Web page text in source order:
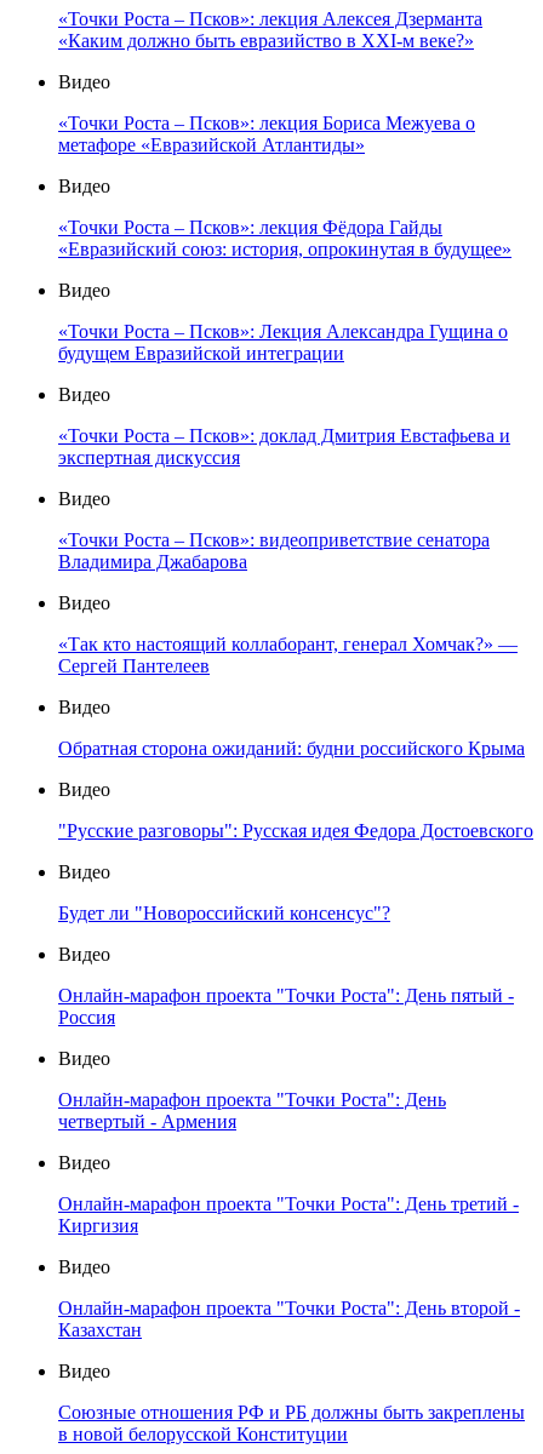
«Точки Роста – Псков»: лекция Алексея Дзерманта
«Каким должно быть евразийство в XXI-м веке?»
Видео
«Точки Роста – Псков»: лекция Бориса Межуева о
метафоре «Евразийской Атлантиды»
Видео
«Точки Роста – Псков»: лекция Фёдора Гайды
«Евразийский союз: история, опрокинутая в будущее»
Видео
«Точки Роста – Псков»: Лекция Александра Гущина о
будущем Евразийской интеграции
Видео
«Точки Роста – Псков»: доклад Дмитрия Евстафьева и
экспертная дискуссия
Видео
«Точки Роста – Псков»: видеоприветствие сенатора
Владимира Джабарова
Видео
«Так кто настоящий коллаборант, генерал Хомчак?» —
Сергей Пантелеев
Видео
Обратная сторона ожиданий: будни российского Крыма
Видео
"Русские разговоры": Русская идея Федора Достоевского
Видео
Будет ли "Новороссийский консенсус"?
Видео
Онлайн-марафон проекта "Точки Роста": День пятый -
Россия
Видео
Онлайн-марафон проекта "Точки Роста": День
четвертый - Армения
Видео
Онлайн-марафон проекта "Точки Роста": День третий -
Киргизия
Видео
Онлайн-марафон проекта "Точки Роста": День второй -
Казахстан
Видео
Союзные отношения РФ и РБ должны быть закреплены
в новой белорусской Конституции